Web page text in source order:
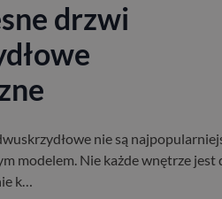
drzwi
nie są
modelem. Nie każde wnętrze jest
k…